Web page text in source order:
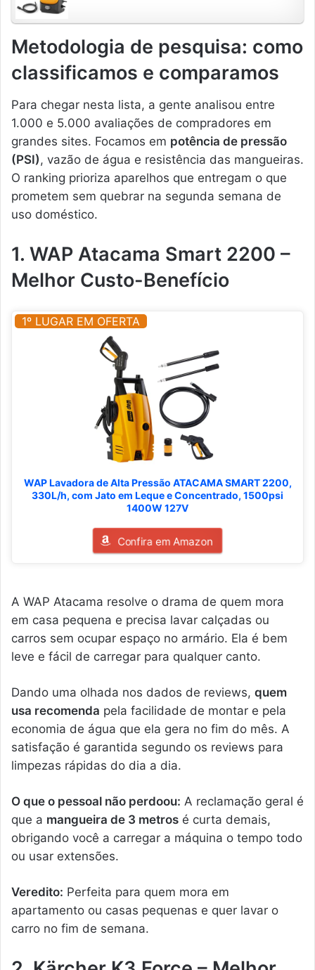
Metodologia de pesquisa: como
classificamos e comparamos
Para chegar nesta lista, a gente analisou entre
1.000 e 5.000 avaliações de compradores em
grandes sites. Focamos em potência de pressão
(PSI) , vazão de água e resistência das mangueiras.
O ranking prioriza aparelhos que entregam o que
prometem sem quebrar na segunda semana de
uso doméstico.
1. WAP Atacama Smart 2200 –
Melhor Custo-Benefício
1º LUGAR EM OFERTA
WAP Lavadora de Alta Pressão ATACAMA SMART 2200,
330L/h, com Jato em Leque e Concentrado, 1500psi
1400W 127V
Confira em Amazon
A WAP Atacama resolve o drama de quem mora
em casa pequena e precisa lavar calçadas ou
carros sem ocupar espaço no armário. Ela é bem
leve e fácil de carregar para qualquer canto.
Dando uma olhada nos dados de reviews, quem
usa recomenda pela facilidade de montar e pela
economia de água que ela gera no fim do mês. A
satisfação é garantida segundo os reviews para
limpezas rápidas do dia a dia.
O que o pessoal não perdoou: A reclamação geral é
que a mangueira de 3 metros é curta demais,
obrigando você a carregar a máquina o tempo todo
ou usar extensões.
Veredito: Perfeita para quem mora em
apartamento ou casas pequenas e quer lavar o
carro no fim de semana.